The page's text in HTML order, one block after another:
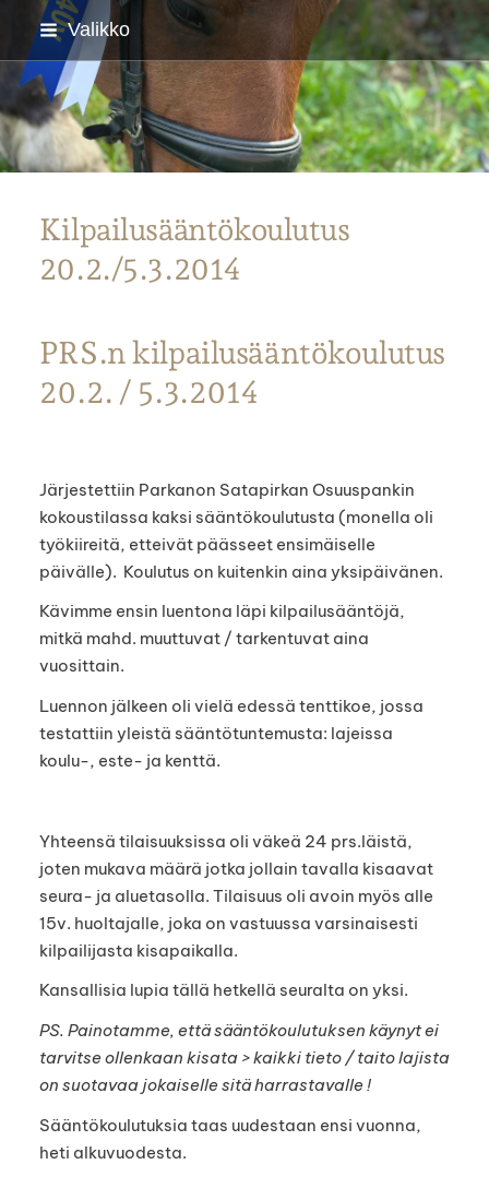
Siirry
sivun
sisältöön
Valikko
Parkanon Ratsastajat
Kilpailusääntökoulutus
20.2./5.3.2014
PRS.n kilpailusääntökoulutus
20.2. / 5.3.2014
Järjestettiin Parkanon Satapirkan Osuuspankin
kokoustilassa kaksi sääntökoulutusta (monella oli
työkiireitä, etteivät päässeet ensimäiselle
päivälle). Koulutus on kuitenkin aina yksipäivänen.
Kävimme ensin luentona läpi kilpailusääntöjä,
mitkä mahd. muuttuvat / tarkentuvat aina
vuosittain.
Luennon jälkeen oli vielä edessä tenttikoe, jossa
testattiin yleistä sääntötuntemusta: lajeissa
koulu-, este- ja kenttä.
Yhteensä tilaisuuksissa oli väkeä 24 prs.läistä,
joten mukava määrä jotka jollain tavalla kisaavat
seura- ja aluetasolla. Tilaisuus oli avoin myös alle
15v. huoltajalle, joka on vastuussa varsinaisesti
kilpailijasta kisapaikalla.
Kansallisia lupia tällä hetkellä seuralta on yksi.
PS. Painotamme, että sääntökoulutuksen käynyt ei
tarvitse ollenkaan kisata > kaikki tieto / taito lajista
on suotavaa jokaiselle sitä harrastavalle !
Sääntökoulutuksia taas uudestaan ensi vuonna,
heti alkuvuodesta.